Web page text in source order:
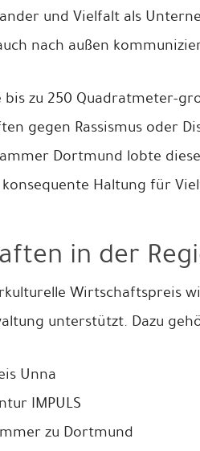
und Vielfalt als
nach außen
zu 250 Quadratmeter-
gegen Rassismus oder
Dortmund lobte
Haltung für
in der
Wirtschaftspreis
unterstützt. Dazu
Unna
IMPULS
zu Dortmund